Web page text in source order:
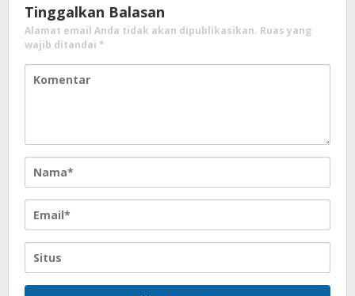
Tinggalkan Balasan
Alamat email Anda tidak akan dipublikasikan. Ruas yang
wajib ditandai *